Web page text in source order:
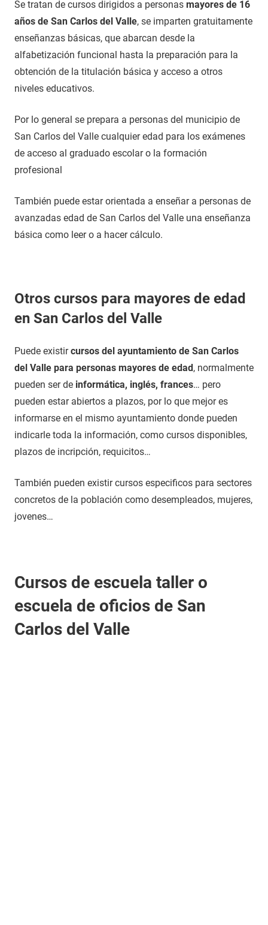
Se tratan de cursos dirigidos a personas mayores de 16
años de San Carlos del Valle, se imparten gratuitamente
enseñanzas básicas, que abarcan desde la
alfabetización funcional hasta la preparación para la
obtención de la titulación básica y acceso a otros
niveles educativos.
Por lo general se prepara a personas del municipio de
San Carlos del Valle cualquier edad para los exámenes
de acceso al graduado escolar o la formación
profesional
También puede estar orientada a enseñar a personas de
avanzadas edad de San Carlos del Valle una enseñanza
básica como leer o a hacer cálculo.
Otros cursos para mayores de edad
en San Carlos del Valle
Puede existircursos del ayuntamiento de San Carlos
del Valle para personas mayores de edad, normalmente
pueden ser de informática, inglés, frances… pero
pueden estar abiertos a plazos, por lo que mejor es
informarse en el mismo ayuntamiento donde pueden
indicarle toda la información, como cursos disponibles,
plazos de incripción, requicitos…
También pueden existir cursos especificos para sectores
concretos de la población como desempleados, mujeres,
jovenes…
Cursos de escuela taller o
escuela de oficios de San
Carlos del Valle